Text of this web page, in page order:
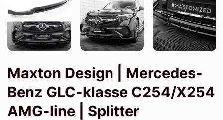
Maxton Design | Mercedes-
Benz GLC-klasse C254/X254
AMG-line | Splitter